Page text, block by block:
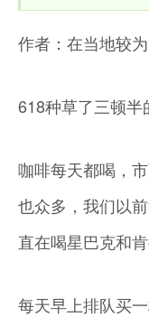
作者：在当地较
618种草了三顿半
咖啡每天都喝，
也众多，我们以
直在喝星巴克和
每天早上排队买